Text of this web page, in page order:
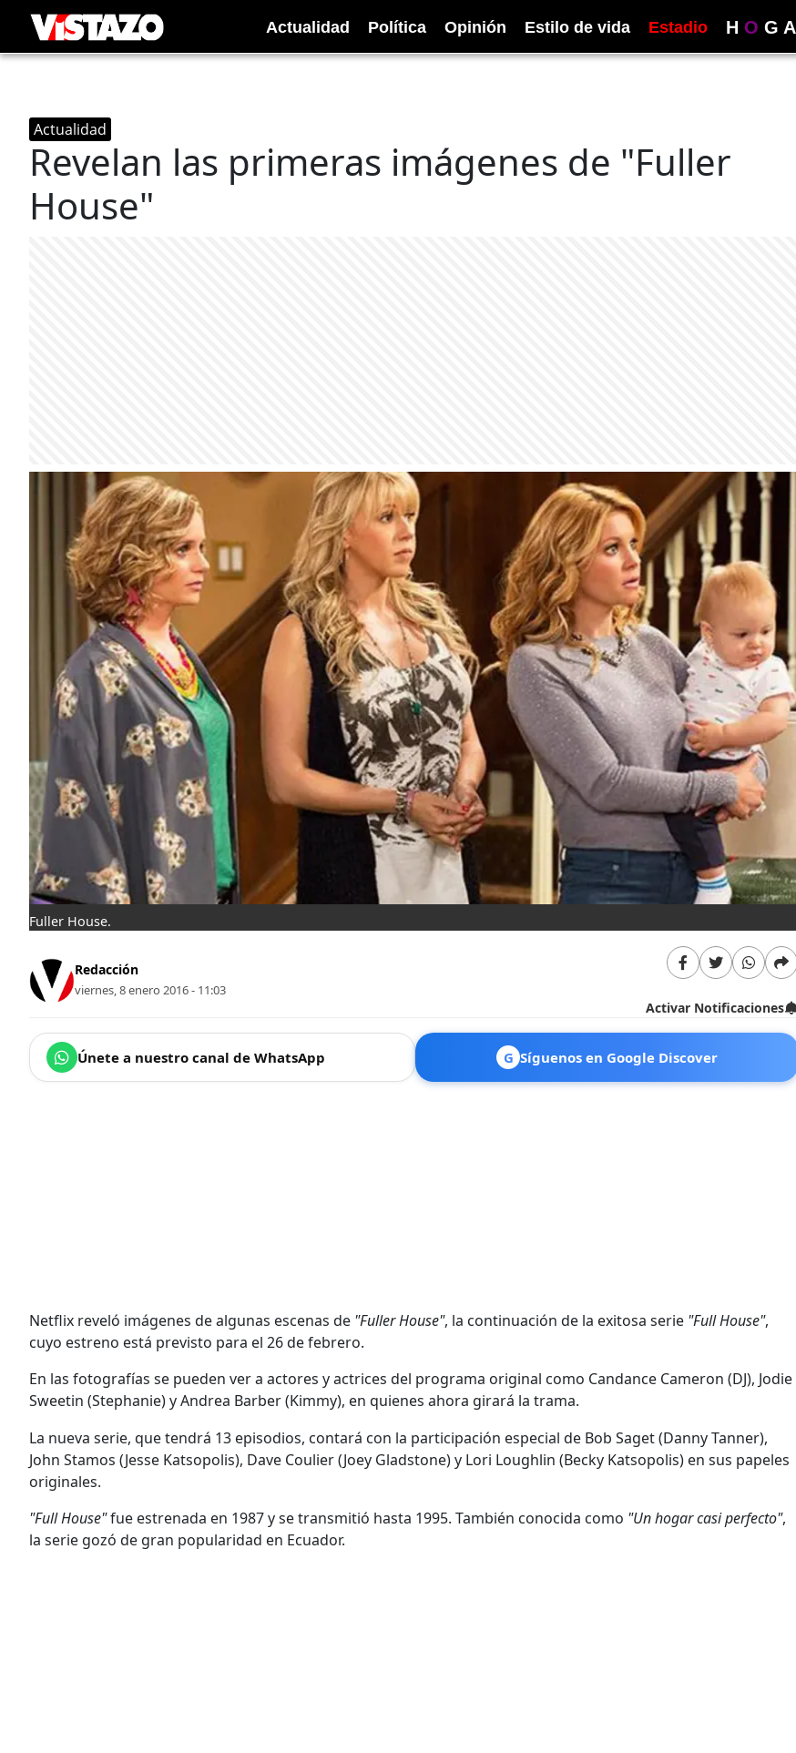
Actualidad Política Opinión Estilo de vida Estadio H O G A
Actualidad
Revelan las primeras imágenes de "Fuller
House"
Fuller House.
Redacción
viernes, 8 enero 2016 - 11:03
Activar Notificaciones
Únete a nuestro canal de WhatsApp G Síguenos en Google Discover
Netflix reveló imágenes de algunas escenas de "Fuller House", la continuación de la exitosa serie "Full House",
cuyo estreno está previsto para el 26 de febrero.
En las fotografías se pueden ver a actores y actrices del programa original como Candance Cameron (DJ), Jodie
Sweetin (Stephanie) y Andrea Barber (Kimmy), en quienes ahora girará la trama.
La nueva serie, que tendrá 13 episodios, contará con la participación especial de Bob Saget (Danny Tanner),
John Stamos (Jesse Katsopolis), Dave Coulier (Joey Gladstone) y Lori Loughlin (Becky Katsopolis) en sus papeles
originales.
"Full House"fue estrenada en 1987 y se transmitió hasta 1995. También conocida como "Un hogar casi perfecto",
la serie gozó de gran popularidad en Ecuador.